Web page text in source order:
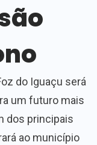
do Iguaçu será
um futuro mais
dos principais
ao município